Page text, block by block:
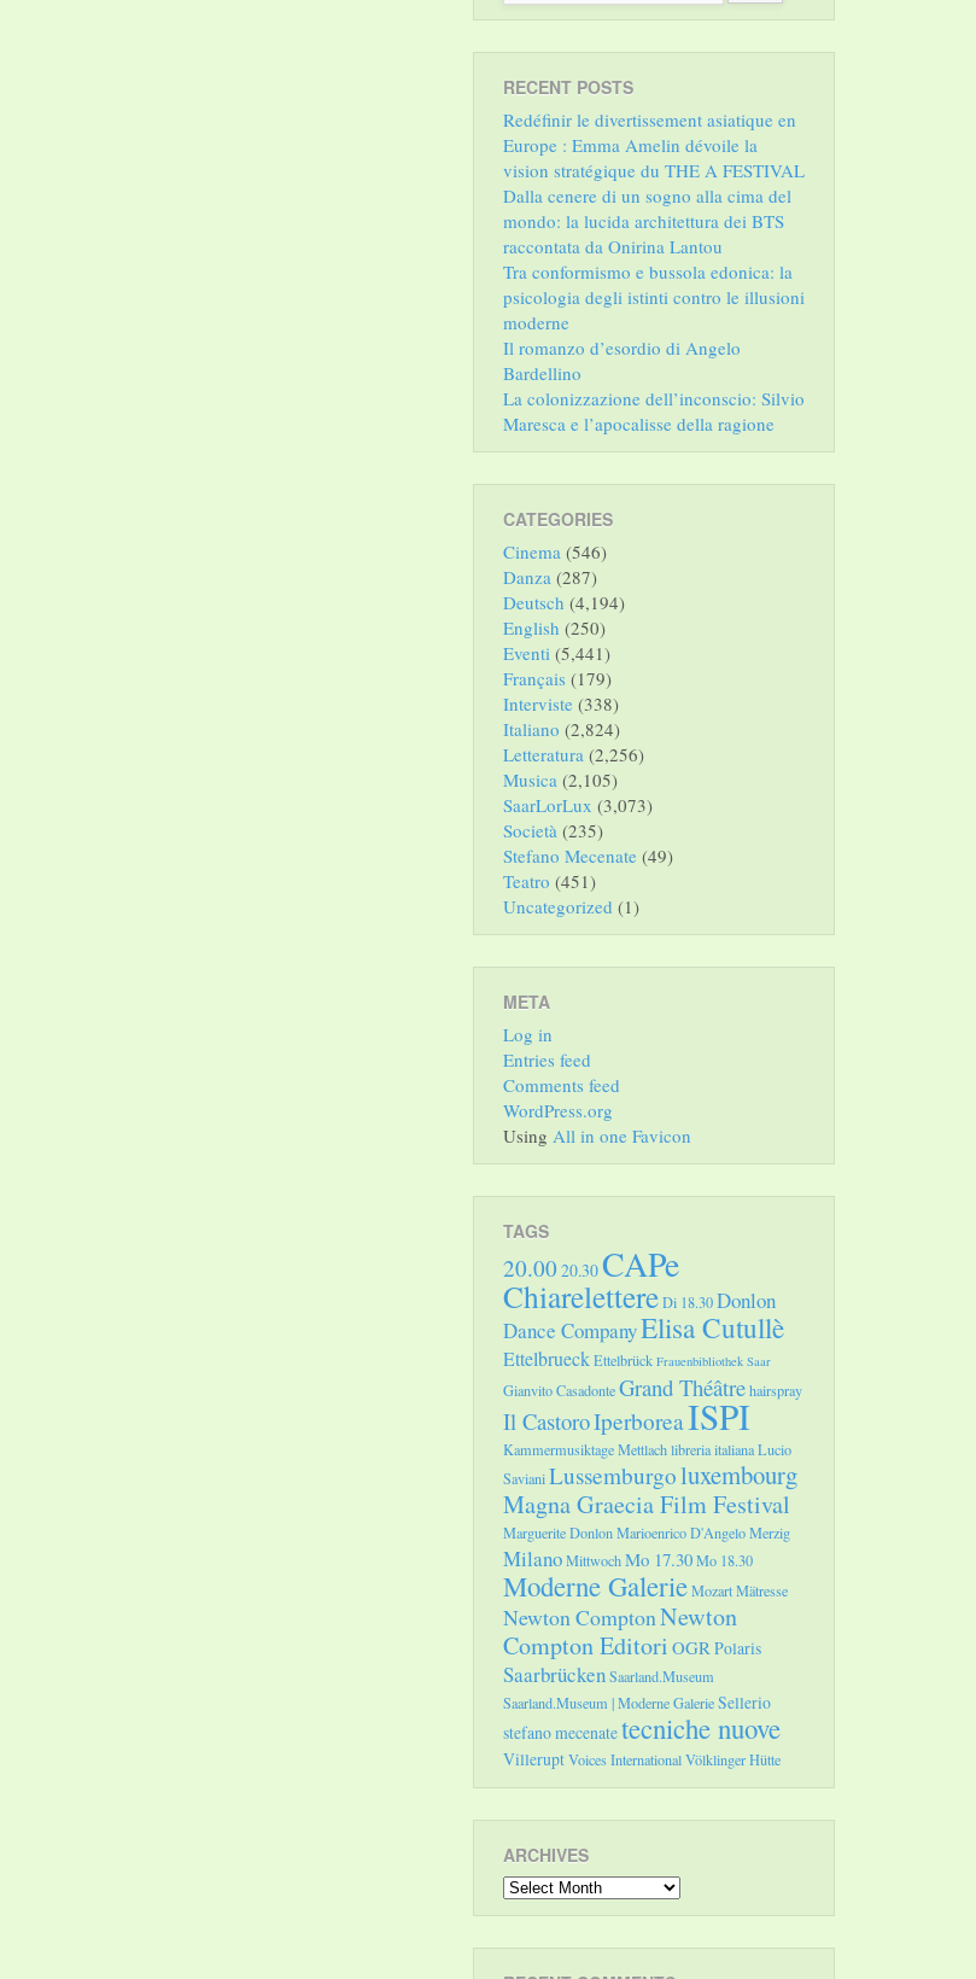
RECENT POSTS
Redéfinir le divertissement asiatique en
Europe : Emma Amelin dévoile la
vision stratégique du THE A FESTIVAL
Dalla cenere di un sogno alla cima del
mondo: la lucida architettura dei BTS
raccontata da Onirina Lantou
Tra conformismo e bussola edonica: la
psicologia degli istinti contro le illusioni
moderne
Il romanzo d’esordio di Angelo
Bardellino
La colonizzazione dell’inconscio: Silvio
Maresca e l’apocalisse della ragione
CATEGORIES
Cinema (546)
Danza (287)
Deutsch (4,194)
English (250)
Eventi (5,441)
Français (179)
Interviste (338)
Italiano (2,824)
Letteratura (2,256)
Musica (2,105)
SaarLorLux (3,073)
Società (235)
Stefano Mecenate (49)
Teatro (451)
Uncategorized (1)
META
Log in
Entries feed
Comments feed
WordPress.org
Using All in one Favicon
TAGS
20.00 20.30CAPe
ChiarelettereDi 18.30Donlon
Dance CompanyElisa Cutullè
EttelbrueckEttelbrück Frauenbibliothek Saar
Gianvito CasadonteGrand Théâtrehairspray
Il CastoroIperboreaISPI
Kammermusiktage Mettlachlibreria italianaLucio
SavianiLussemburgoluxembourg
Magna Graecia Film Festival
Marguerite DonlonMarioenrico D'AngeloMerzig
MilanoMittwochMo 17.30Mo 18.30
Moderne GalerieMozartMätresse
Newton ComptonNewton
Compton Editori OGRPolaris
SaarbrückenSaarland.Museum
Saarland.Museum | Moderne GalerieSellerio
stefano mecenatetecniche nuove
VilleruptVoices InternationalVölklinger Hütte
ARCHIVES
Archives